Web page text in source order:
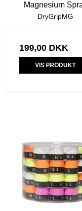
Magnesium
DryGripMG
199,00 DKK
VIS PRODUKT